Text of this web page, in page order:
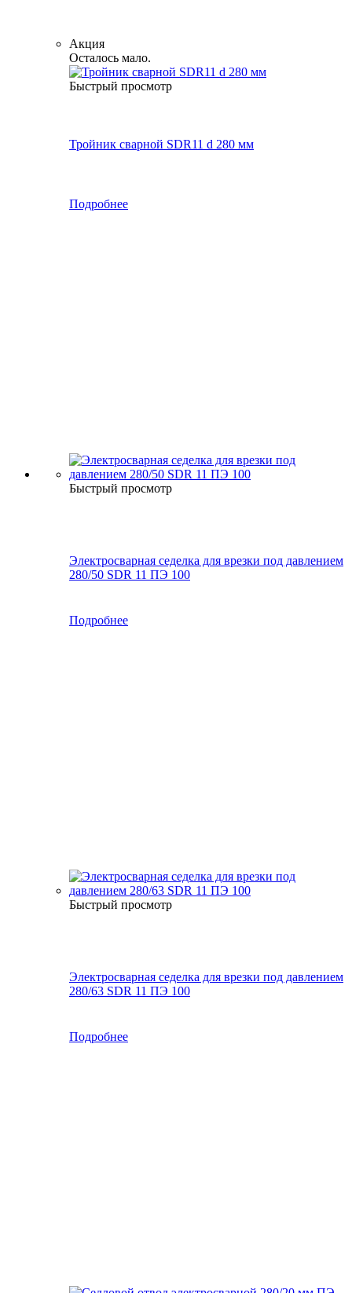
Акция
Осталось мало.
Быстрый просмотр
Тройник сварной SDR11 d 280 мм
Подробнее
Быстрый просмотр
Электросварная седелка для врезки под давлением
280/50 SDR 11 ПЭ 100
Подробнее
Быстрый просмотр
Электросварная седелка для врезки под давлением
280/63 SDR 11 ПЭ 100
Подробнее